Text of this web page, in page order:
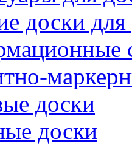
доски
доски
доски